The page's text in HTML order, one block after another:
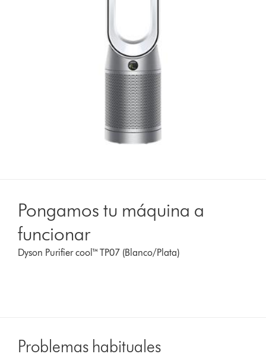
Pongamos tu máquina a
funcionar
Dyson Purifier cool™ TP07 (Blanco/Plata)
Problemas habituales